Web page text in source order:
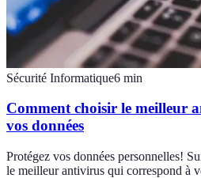
Sécurité Informatique6 min
Comment choisir le meilleur
vos données
Protégez vos données personnelles!
le meilleur antivirus qui correspond à